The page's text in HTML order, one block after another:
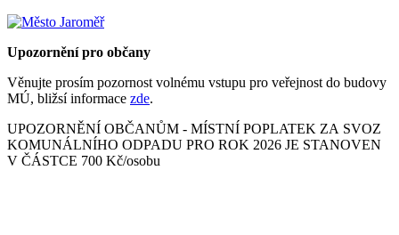
Upozornění pro občany
Věnujte prosím pozornost volnému vstupu pro veřejnost do budovy
MÚ, bližsí informace zde.
UPOZORNĚNÍ OBČANŮM - MÍSTNÍ POPLATEK ZA SVOZ
KOMUNÁLNÍHO ODPADU PRO ROK 2026 JE STANOVEN
V ČÁSTCE 700 Kč/osobu